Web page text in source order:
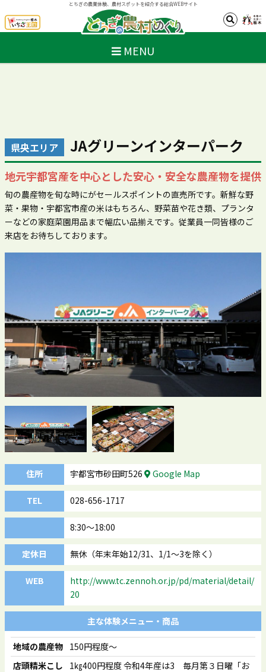
とちぎの農業体験、農村スポットを紹介する総合WEBサイト
MENU
県央エリア JAグリーンインターパーク
地元宇都宮産を中心とした安心・安全な農産物を提供
旬の農産物を旬な時にがセールスポイントの直売所です。新鮮な野
菜・果物・宇都宮市産の米はもちろん、野菜苗や花き類、プランタ
ーなどの家庭菜園用品まで幅広い品揃えです。従業員一同皆様のご
来店をお待ちしております。
住所 宇都宮市砂田町526 Google Map
TEL 028-656-1717
8:30～18:00
定休日 無休（年末年始12/31、1/1～3を除く）
WEB
http://www.tc.zennoh.or.jp/pd/material/detail/
20
主な体験メニュー・商品
地域の農産物 150円程度～
店頭精米こし
1㎏400円程度 令和4年産は3
毎月第３日曜「お